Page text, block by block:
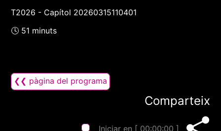
T2026 - Capítol 20260315110401
🕓 51 minuts
❮❮ pàgina del programa
Comparteix
Iniciar en [ 00:00:00 ]